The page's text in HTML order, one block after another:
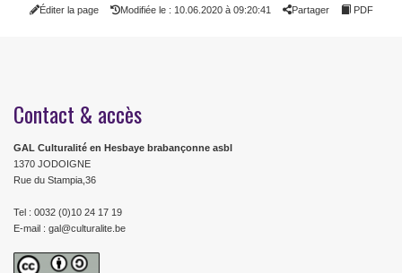
Éditer la page Modifiée le : 10.06.2020 à 09:20:41 Partager PDF
Contact & accès
GAL Culturalité en Hesbaye brabançonne asbl
1370 JODOIGNE
Rue du Stampia,36
Tel : 0032 (0)10 24 17 19
E-mail : gal@culturalite.be